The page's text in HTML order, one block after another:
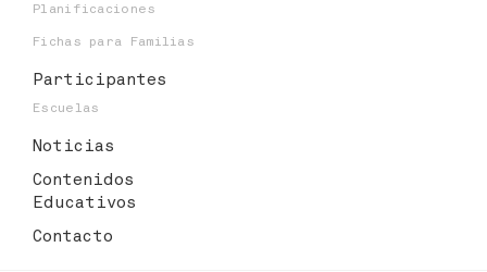
Planificaciones
Fichas para Familias
Participantes
Escuelas
Noticias
Contenidos
Educativos
Contacto